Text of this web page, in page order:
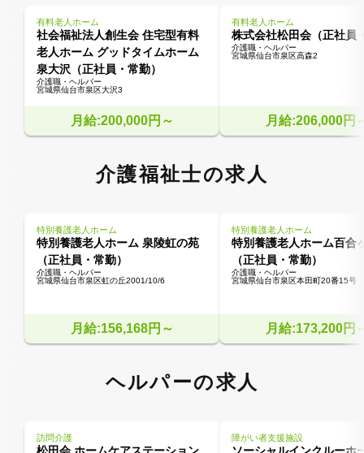
有料老人ホーム
社会福祉法人創生会 住宅型有料
老人ホーム グッドタイムホーム
泉大沢（正社員・常勤）
介護職・ヘルパー
宮城県仙台市泉区大沢3
月給:200,000円～
有料老人ホーム
株式会社松田会（正社員
介護職・ヘルパー
宮城県仙台市泉区高森2
月給:206,000円
介護福祉士の求人
特別養護老人ホーム
特別養護老人ホーム 泉陵虹の苑
（正社員・常勤）
介護職・ヘルパー
宮城県仙台市泉区虹の丘2001/10/6
月給:156,168円～
特別養護老人ホーム
特別養護老人ホーム百合
（正社員・常勤）
介護職・ヘルパー
宮城県仙台市泉区本田町20番15号
月給:173,200円
ヘルパーの求人
訪問介護 障がい者支援施設